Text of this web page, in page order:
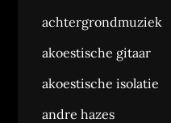
achtergrondmuziek
akoestische gitaar
akoestische isolatie
andre hazes